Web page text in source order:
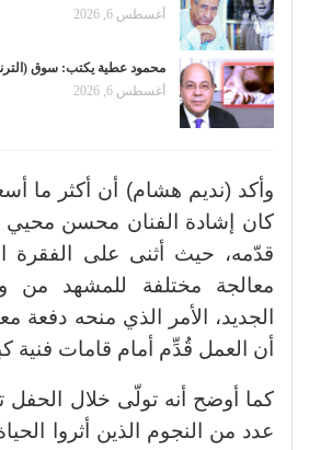
أغسطس 6, 2026
محمود عطية يكتب: سوق
أغسطس 6, 2026
وأكد (نديم هشام) أن أكثر ما
كان إشادة الفنان محسن محيي
قدّمه، حيث أثنى على الفقرة
معالجة مختلفة للمشهد من
الجديد، الأمر الذي منحه دفعة
أن العمل قُدِّم أمام قامات فنية
كما أوضح أنه تولّى خلال الحفل
عدد من النجوم الذين أثروا